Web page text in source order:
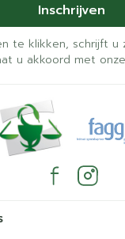
Inschrijven
te klikken, schrijft u
u akkoord met onze